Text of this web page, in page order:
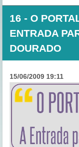
16 - O
ENTRADA
DOURADO
15/06/2009 19:11